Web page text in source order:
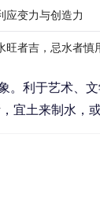
应变力与创造力
旺者吉，忌水者慎
。利于艺术、
宜土来制水，